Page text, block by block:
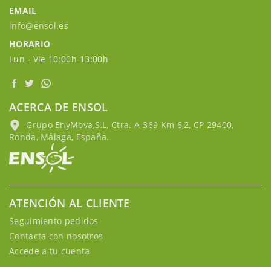
EMAIL
info@ensol.es
HORARIO
Lun - Vie 10:00h-13:00h
ACERCA DE ENSOL
Grupo EnyMova,S.L, Ctra. A-369 Km 6,2, CP 29400,
Ronda, Málaga, España.
ATENCIÓN AL CLIENTE
Seguimiento pedidos
Contacta con nosotros
Accede a tu cuenta